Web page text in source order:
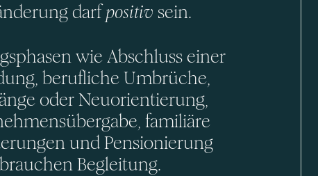
darfpositiv sein.
wie Abschluss einer
berufliche Umbrüche,
oder Neuorientierung,
familiäre
und Pensionierung
brauchen Begleitung.